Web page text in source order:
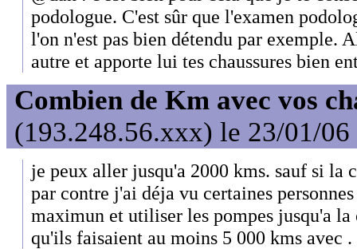
podologue. C'est sûr que l'examen
l'on n'est pas bien détendu par exemple.
autre et apporte lui tes chaussures bien
Combien de Km avec vos
(193.248.56.xxx) le 23/01/06
je peux aller jusqu'a 2000 kms. sauf si la
par contre j'ai déja vu certaines
maximun et utiliser les pompes jusqu'a la
qu'ils faisaient au moins 5 000 kms avec .